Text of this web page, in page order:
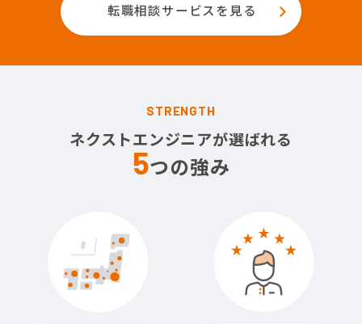
転職相談サービスを見る
STRENGTH
ネクストエンジニアが選ばれる
5つの強み